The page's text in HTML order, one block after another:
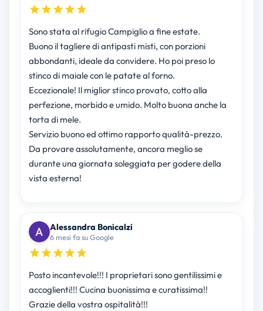
Sono stata al rifugio Campiglio a fine estate.
Buono il tagliere di antipasti misti, con porzioni
abbondanti, ideale da convidere. Ho poi preso lo
stinco di maiale con le patate al forno.
Eccezionale! Il miglior stinco provato, cotto alla
perfezione, morbido e umido. Molto buona anche la
torta di mele.
Servizio buono ed ottimo rapporto qualità-prezzo.
Da provare assolutamente, ancora meglio se
durante una giornata soleggiata per godere della
vista esterna!
Alessandra Bonicalzi
6 mesi fa su Google
Posto incantevole!!! I proprietari sono gentilissimi e
accoglienti!!! Cucina buonissima e curatissima!!
Grazie della vostra ospitalità!!!